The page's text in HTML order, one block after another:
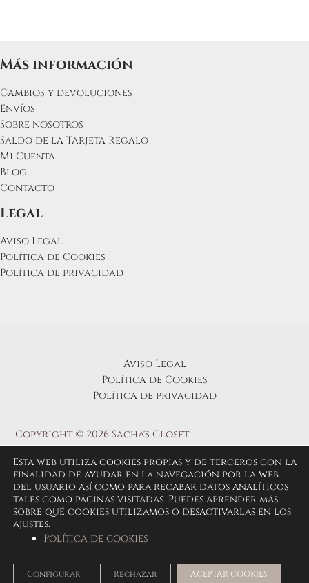
Más información
Cambios y devoluciones
Envíos
Sobre nosotros
Saldo de la Tarjeta Regalo
Mi Cuenta
Blog
Contacto
Legal
Aviso Legal
Política de Cookies
Política de privacidad
Aviso Legal
Política de Cookies
Política de privacidad
Copyright © 2026 Sacha's Closet
Esta web utiliza cookies propias y de terceros con la
finalidad de ayudar en la navegación por la web
del usuario así como para recabar datos analíticos
tales como páginas visitadas. Puedes aprender más
sobre qué cookies utilizamos o desactivarlas en los
ajustes.
Política de cookies
ACEPTAR COOKIES
Rechazar
Configurar